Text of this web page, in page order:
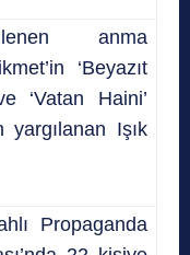
anma
‘Beyazıt
‘Vatan Haini’
Işık
Propaganda